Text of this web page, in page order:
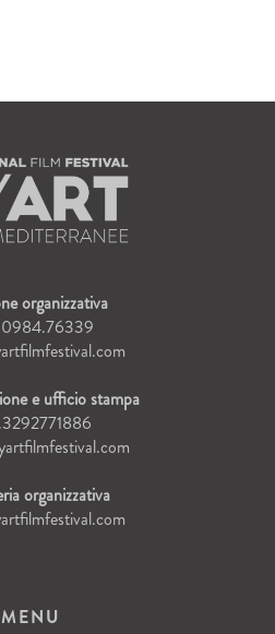
organizzativa
e ufficio stampa
organizzativa
MENU